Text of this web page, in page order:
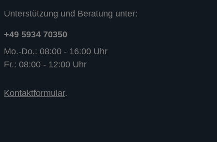
Unterstützung und Beratung unter:
+49 5934 70350
Mo.-Do.: 08:00 - 16:00 Uhr
Fr.: 08:00 - 12:00 Uhr
Kontaktformular.